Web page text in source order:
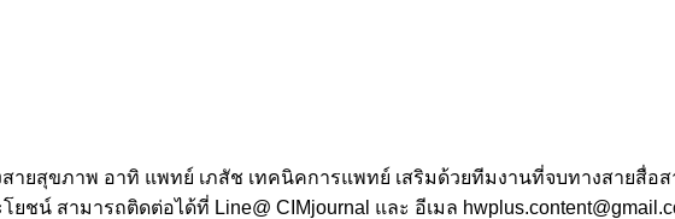
ยสุขภาพ อาทิ แพทย์ เภสัช เทคนิคการแพทย์ เสริมด้วยทีมงานที่จบทางสายสื่อส
น์ สามารถติดต่อได้ที่ Line@ CIMjournal และ อีเมล